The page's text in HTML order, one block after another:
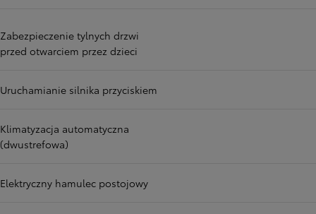
Zabezpieczenie tylnych drzwi
przed otwarciem przez dzieci
Uruchamianie silnika przyciskiem
Klimatyzacja automatyczna
(dwustrefowa)
Elektryczny hamulec postojowy